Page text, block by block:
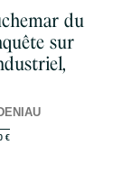
du
sur
€